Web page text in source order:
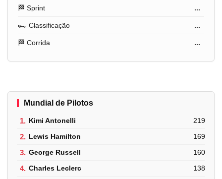
🏁 Sprint ...
🏎️ Classificação ...
🏁 Corrida ...
Mundial de Pilotos
1. Kimi Antonelli 219
2. Lewis Hamilton 169
3. George Russell 160
4. Charles Leclerc 138